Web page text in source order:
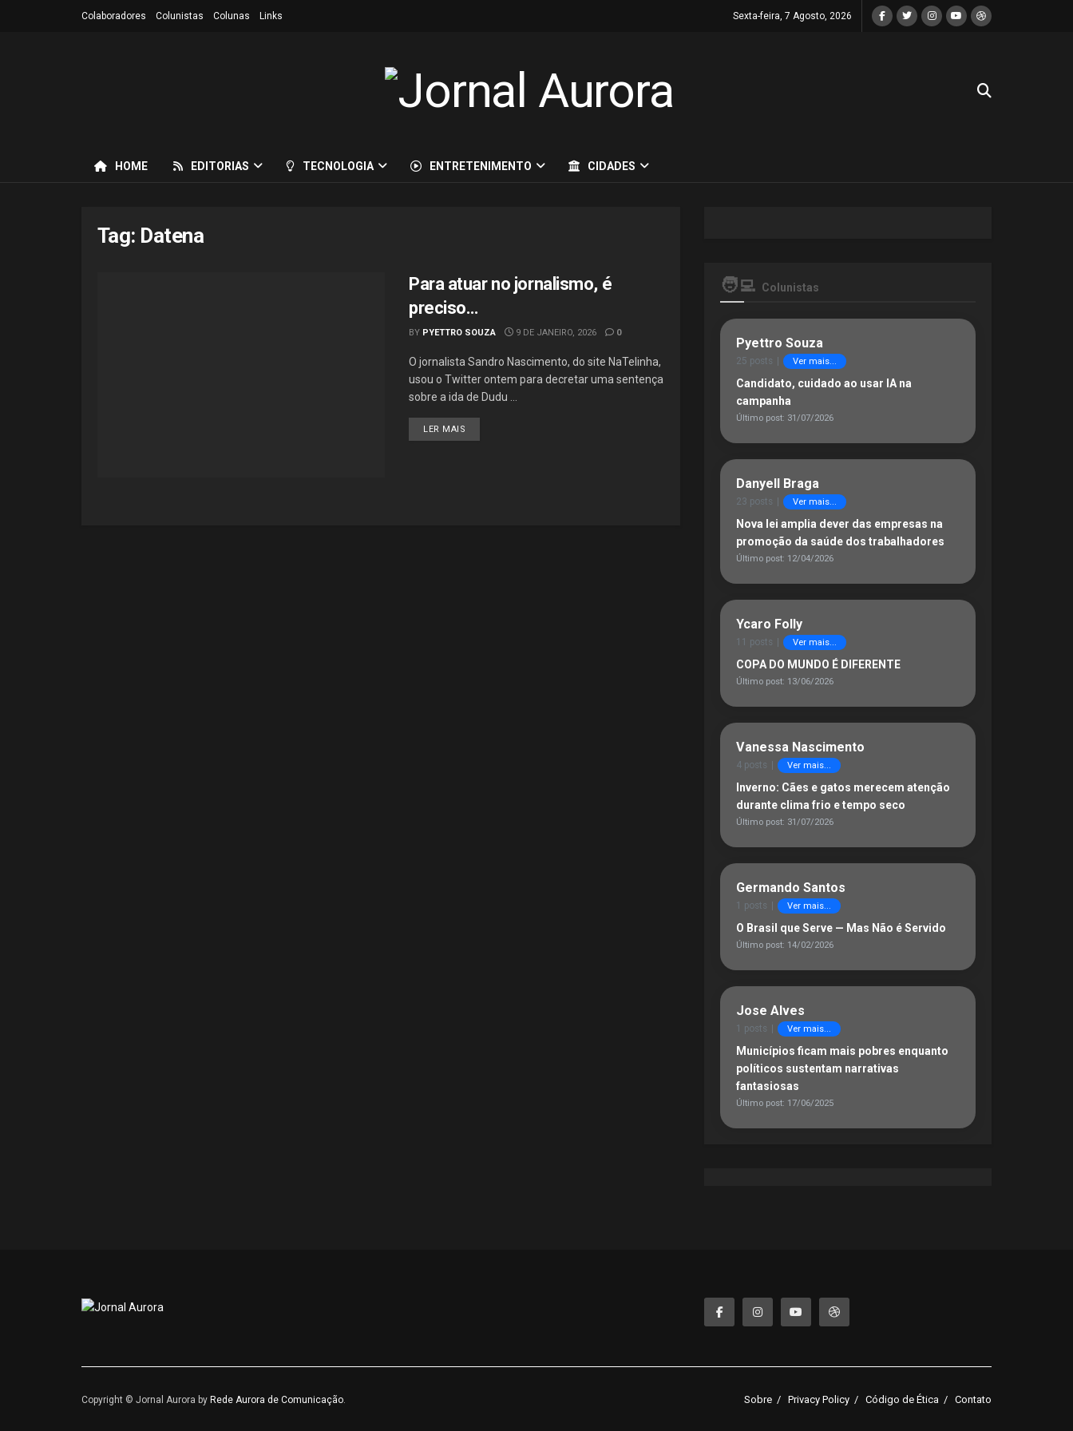
Colaboradores Colunistas Colunas Links Sexta-feira, 7 Agosto, 2026
HOME EDITORIAS TECNOLOGIA ENTRETENIMENTO CIDADES
Tag: Datena
Para atuar no jornalismo, é
preciso…
BY PYETTRO SOUZA 9 DE JANEIRO, 2026 0
O jornalista Sandro Nascimento, do site NaTelinha,
usou o Twitter ontem para decretar uma sentença
sobre a ida de Dudu ...
LER MAIS
🧑‍💻 Colunistas
Pyettro Souza
25 posts Ver mais...
Candidato, cuidado ao usar IA na
campanha
Último post: 31/07/2026
Danyell Braga
23 posts Ver mais...
Nova lei amplia dever das empresas na
promoção da saúde dos trabalhadores
Último post: 12/04/2026
Ycaro Folly
11 posts Ver mais...
COPA DO MUNDO É DIFERENTE
Último post: 13/06/2026
Vanessa Nascimento
4 posts Ver mais...
Inverno: Cães e gatos merecem atenção
durante clima frio e tempo seco
Último post: 31/07/2026
Germando Santos
1 posts Ver mais...
O Brasil que Serve — Mas Não é Servido
Último post: 14/02/2026
Jose Alves
1 posts Ver mais...
Municípios ficam mais pobres enquanto
políticos sustentam narrativas
fantasiosas
Último post: 17/06/2025
Sobre Privacy Policy Código de Ética Contato
Copyright © Jornal Aurora by Rede Aurora de Comunicação.